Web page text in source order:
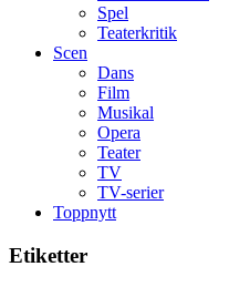
Spel
Teaterkritik
Scen
Dans
Film
Musikal
Opera
Teater
TV
TV-serier
Toppnytt
Etiketter